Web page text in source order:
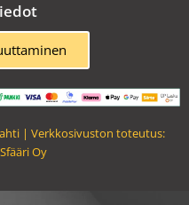
a
g
r
a
m
| Verkkosivuston toteutus:
Oy